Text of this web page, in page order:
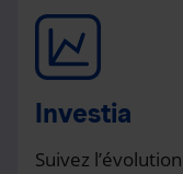
Investia
Suivez